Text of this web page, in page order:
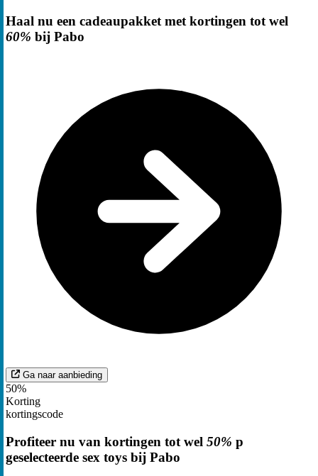
Haal nu een cadeaupakket met kortingen tot wel
60% bij Pabo
Ga naar aanbieding
50%
Korting
kortingscode
Profiteer nu van kortingen tot wel 50% p
geselecteerde sex toys bij Pabo